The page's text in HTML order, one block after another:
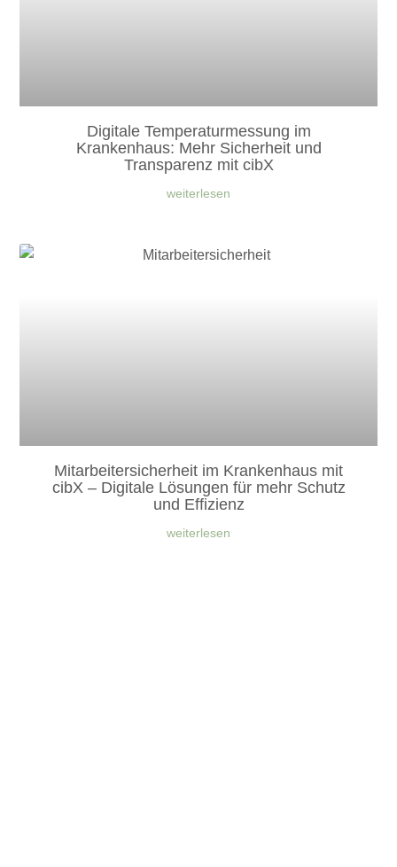
Digitale Temperaturmessung im
Krankenhaus: Mehr Sicherheit und
Transparenz mit cibX
weiterlesen
Mitarbeitersicherheit im Krankenhaus mit
cibX – Digitale Lösungen für mehr Schutz
und Effizienz
weiterlesen